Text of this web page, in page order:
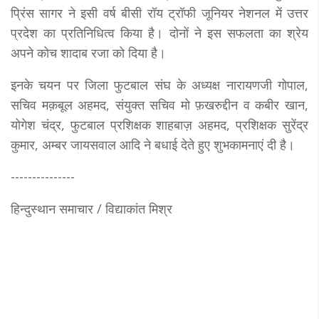
प्रिंस सागर ने इसी वर्ष बीसी रॉय ट्रॉफी जूनियर नेशनल में उत्तर
प्रदेश का प्रतिनिधित्व किया है। दोनों ने इस सफलता का श्रेय
अपने कोच शादाब रजा को दिया है।
इनके चयन पर जिला फुटबाल संघ के अध्यक्ष नारायणजी गोपाल,
सचिव मक़बूल अहमद, संयुक्त सचिव मो फ़खरुद्दीन व कबीर खान,
योगेश चंद्र, फुटबाल प्रशिक्षक शाहबाज़ अहमद, प्रशिक्षक सुरेंद्र
कुमार, अम्बर जायसवाल आदि ने बधाई देते हुए शुभकामनाएं दी है।
---------------
हिन्दुस्थान समाचार / विद्याकांत मिश्र